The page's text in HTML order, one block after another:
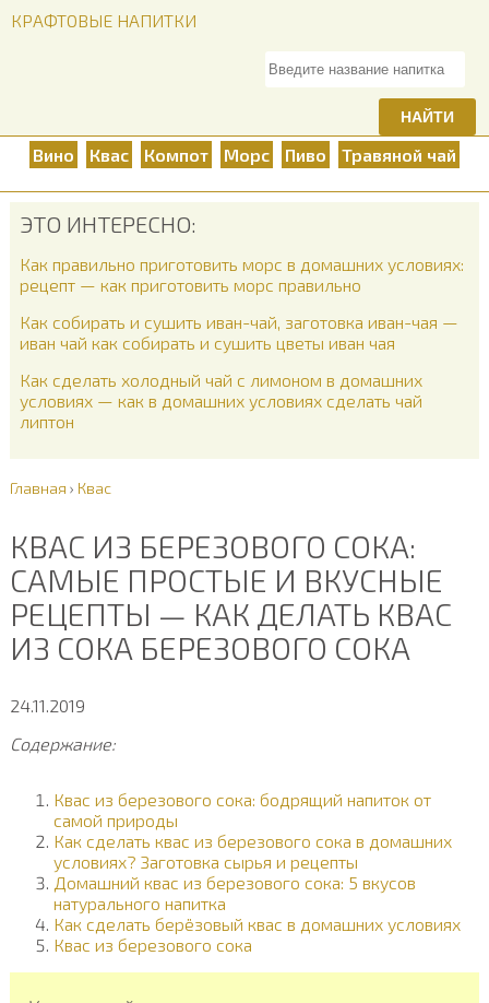
КРАФТОВЫЕ НАПИТКИ
НАЙТИ
Вино Квас Компот Морс Пиво Травяной чай
ЭТО ИНТЕРЕСНО:
Как правильно приготовить морс в домашних условиях:
рецепт — как приготовить морс правильно
Как собирать и сушить иван-чай, заготовка иван-чая —
иван чай как собирать и сушить цветы иван чая
Как сделать холодный чай с лимоном в домашних
условиях — как в домашних условиях сделать чай
липтон
Главная › Квас
КВАС ИЗ БЕРЕЗОВОГО СОКА:
САМЫЕ ПРОСТЫЕ И ВКУСНЫЕ
РЕЦЕПТЫ — КАК ДЕЛАТЬ КВАС
ИЗ СОКА БЕРЕЗОВОГО СОКА
24.11.2019
Содержание:
Квас из березового сока: бодрящий напиток от
самой природы
Как сделать квас из березового сока в домашних
условиях? Заготовка сырья и рецепты
Домашний квас из березового сока: 5 вкусов
натурального напитка
Как сделать берёзовый квас в домашних условиях
Квас из березового сока